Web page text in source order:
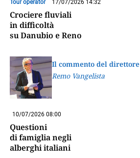
Tour operator 17/07/2026 14:32
Crociere fluviali
in difficoltà
su Danubio e Reno
Il commento del direttore
Remo Vangelista
10/07/2026 08:00
Questioni
di famiglia negli
alberghi italiani